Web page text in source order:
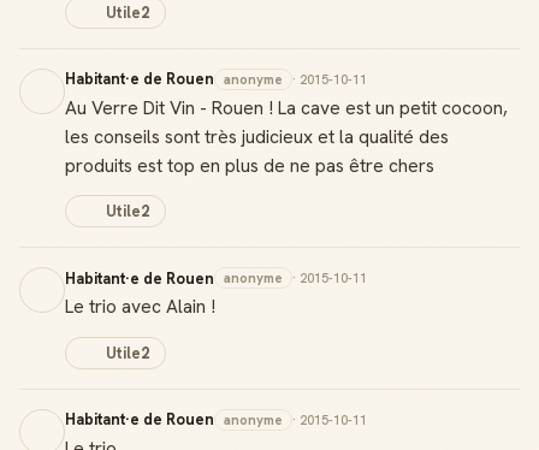
Utile2
Habitant·e de Rouen anonyme · 2015-10-11
Au Verre Dit Vin - Rouen ! La cave est un petit cocoon,
les conseils sont très judicieux et la qualité des
produits est top en plus de ne pas être chers
Utile2
Habitant·e de Rouen anonyme · 2015-10-11
Le trio avec Alain !
Utile2
Habitant·e de Rouen anonyme · 2015-10-11